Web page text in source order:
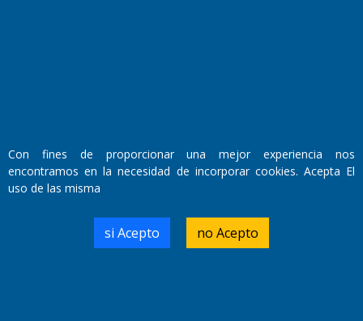
Domicilio Legal: José Ingenieros 855,
Número de Registro DNDA:
RL-2019-55551274-APN-DNDA#MJ
Con fines de proporcionar una mejor experiencia nos
encontramos en la necesidad de incorporar cookies. Acepta El
uso de las misma
si Acepto no Acepto